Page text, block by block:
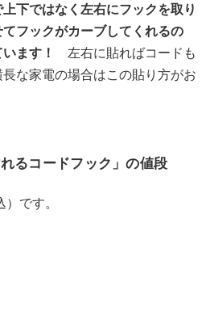
下ではなく左右にフックを取り
フックがカーブしてくれるの
います！ 左右に貼ればコードも
な家電の場合はこの貼り方がお
るコードフック」の値段
です。